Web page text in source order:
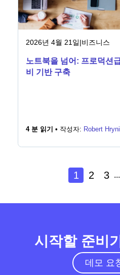
2026년 4월 21일|비즈니스
노트북을 넘어: 프로덕션
비 기반 구축
4 분 읽기 • 작성자: Robert
1 2 3 ...
시작할 준비
데모 요